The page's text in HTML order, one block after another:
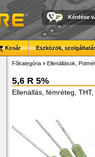
Kérdése
Kosár Eszközök,
Főkategória » Ellenállások,
5,6 R 5%
Ellenállás, fémréteg,